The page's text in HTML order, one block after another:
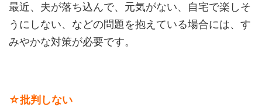
最近、夫が落ち込んで、元気がない、自宅で楽しそ
うにしない、などの問題を抱えている場合には、す
みやかな対策が必要です。
☆批判しない